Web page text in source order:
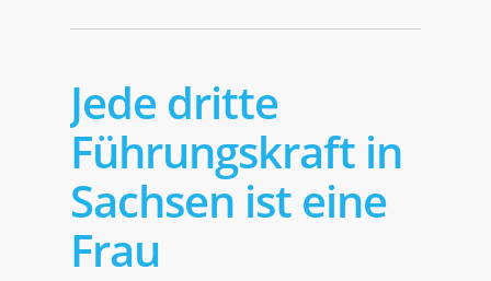
Jede dritte
Führungskraft in
Sachsen ist eine
Frau